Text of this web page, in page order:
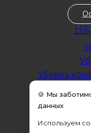
Уборка
🍪 Мы
данных
Используем